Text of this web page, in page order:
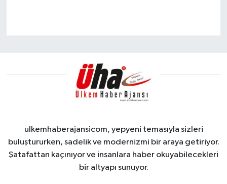
ulkemhaberajansicom, yepyeni temasıyla sizleri
buluştururken, sadelik ve modernizmi bir araya getiriyor.
Şatafattan kaçınıyor ve insanlara haber okuyabilecekleri
bir altyapı sunuyor.